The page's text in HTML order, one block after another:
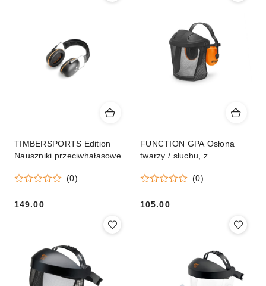
TIMBERSPORTS Edition
Nauszniki przeciwhałasowe
(0)
Cena:
149.00
FUNCTION GPA Osłona
twarzy / słuchu, z
(0)
Cena:
105.00